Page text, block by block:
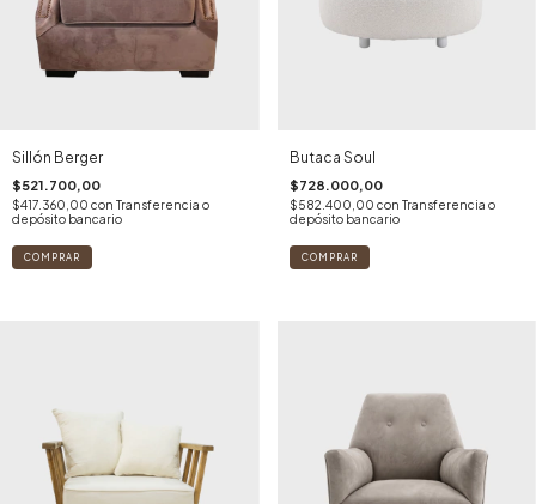
Sillón Berger
$521.700,00
$417.360,00 con Transferencia o
depósito bancario
Butaca Soul
$728.000,00
$582.400,00 con Transferencia o
depósito bancario